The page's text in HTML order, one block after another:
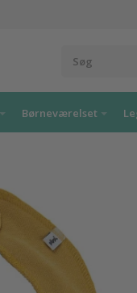
Børneværelset